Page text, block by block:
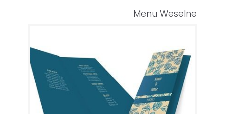
Menu Weselne